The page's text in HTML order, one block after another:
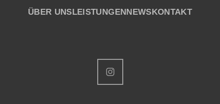
ÜBER UNS LEISTUNGEN NEWS KONTAKT